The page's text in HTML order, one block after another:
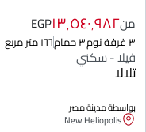
من١٣٬٥٤٠٬٩٨٢EGP
٣ غرفة نوم ٣ حمام ١٦٦ متر مربع
فيلا - سكني
تلالا
بواسطة مدينة مصر
New Heliopolis